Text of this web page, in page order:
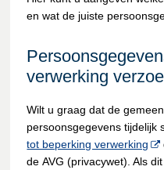
en wat de juiste
verwerking
Wilt u graag dat de
persoonsgegevens
tot beperking verwerking
de AVG (privacywet). Als